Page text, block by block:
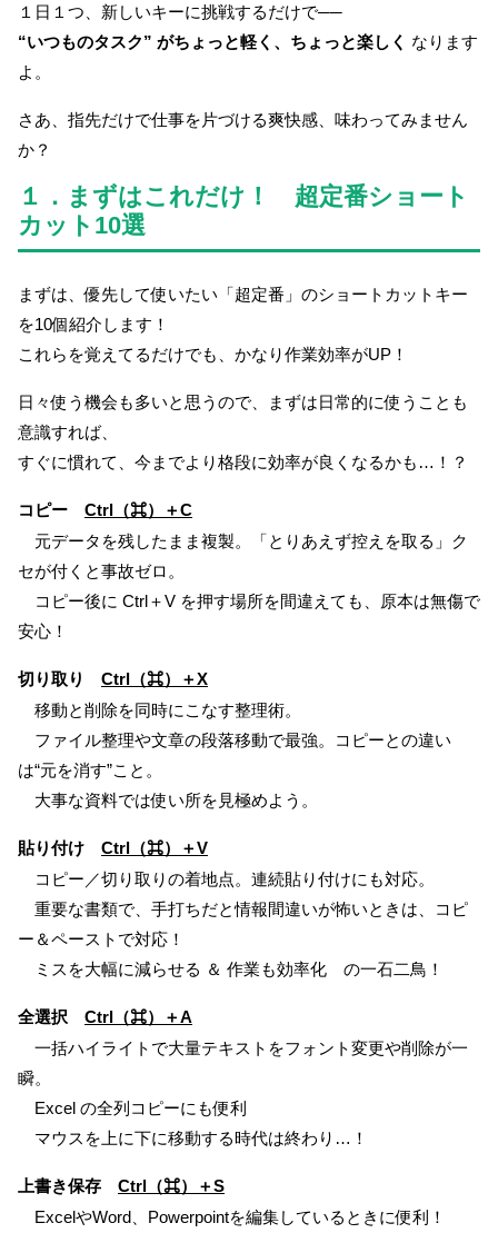
１日１つ、新しいキーに挑戦するだけで──
“いつものタスク” がちょっと軽く、ちょっと楽しく なります
よ。
さあ、指先だけで仕事を片づける爽快感、味わってみません
か？
１．まずはこれだけ！ 超定番ショート
カット10選
まずは、優先して使いたい「超定番」のショートカットキー
を10個紹介します！
これらを覚えてるだけでも、かなり作業効率がUP！
日々使う機会も多いと思うので、まずは日常的に使うことも
意識すれば、
すぐに慣れて、今までより格段に効率が良くなるかも…！？
コピー
Ctrl（⌘）＋C
元データを残したまま複製。「とりあえず控えを取る」ク
セが付くと事故ゼロ。
コピー後に Ctrl＋V を押す場所を間違えても、原本は無傷で
安心！
切り取り
Ctrl（⌘）＋X
移動と削除を同時にこなす整理術。
ファイル整理や文章の段落移動で最強。コピーとの違い
は“元を消す”こと。
大事な資料では使い所を見極めよう。
貼り付け
Ctrl（⌘）＋V
コピー／切り取りの着地点。連続貼り付けにも対応。
重要な書類で、手打ちだと情報間違いが怖いときは、コピ
ー＆ペーストで対応！
ミスを大幅に減らせる ＆ 作業も効率化 の一石二鳥！
全選択
Ctrl（⌘）＋A
一括ハイライトで大量テキストをフォント変更や削除が一
瞬。
Excel の全列コピーにも便利
マウスを上に下に移動する時代は終わり…！
上書き保存
Ctrl（⌘）＋S
ExcelやWord、Powerpointを編集しているときに便利！